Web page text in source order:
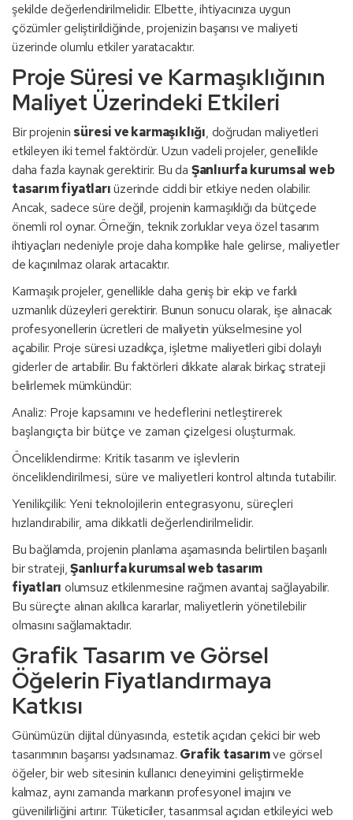
şekilde değerlendirilmelidir. Elbette, ihtiyacınıza uygun
çözümler geliştirildiğinde, projenizin başarısı ve maliyeti
üzerinde olumlu etkiler yaratacaktır.
Proje Süresi ve Karmaşıklığının
Maliyet Üzerindeki Etkileri
Bir projenin süresi ve karmaşıklığı, doğrudan maliyetleri
etkileyen iki temel faktördür. Uzun vadeli projeler, genellikle
daha fazla kaynak gerektirir. Bu da Şanlıurfa kurumsal web
tasarım fiyatlarıüzerinde ciddi bir etkiye neden olabilir.
Ancak, sadece süre değil, projenin karmaşıklığı da bütçede
önemli rol oynar. Örneğin, teknik zorluklar veya özel tasarım
ihtiyaçları nedeniyle proje daha komplike hale gelirse, maliyetler
de kaçınılmaz olarak artacaktır.
Karmaşık projeler, genellikle daha geniş bir ekip ve farklı
uzmanlık düzeyleri gerektirir. Bunun sonucu olarak, işe alınacak
profesyonellerin ücretleri de maliyetin yükselmesine yol
açabilir. Proje süresi uzadıkça, işletme maliyetleri gibi dolaylı
giderler de artabilir. Bu faktörleri dikkate alarak birkaç strateji
belirlemek mümkündür:
Analiz: Proje kapsamını ve hedeflerini netleştirerek
başlangıçta bir bütçe ve zaman çizelgesi oluşturmak.
Önceliklendirme: Kritik tasarım ve işlevlerin
önceliklendirilmesi, süre ve maliyetleri kontrol altında tutabilir.
Yenilikçilik: Yeni teknolojilerin entegrasyonu, süreçleri
hızlandırabilir, ama dikkatli değerlendirilmelidir.
Bu bağlamda, projenin planlama aşamasında belirtilen başarılı
bir strateji,Şanlıurfa kurumsal web tasarım
fiyatları olumsuz etkilenmesine rağmen avantaj sağlayabilir.
Bu süreçte alınan akıllıca kararlar, maliyetlerin yönetilebilir
olmasını sağlamaktadır.
Grafik Tasarım ve Görsel
Öğelerin Fiyatlandırmaya
Katkısı
Günümüzün dijital dünyasında, estetik açıdan çekici bir web
tasarımının başarısı yadsınamaz. Grafik tasarımve görsel
öğeler, bir web sitesinin kullanıcı deneyimini geliştirmekle
kalmaz, aynı zamanda markanın profesyonel imajını ve
güvenilirliğini artırır. Tüketiciler, tasarımsal açıdan etkileyici web